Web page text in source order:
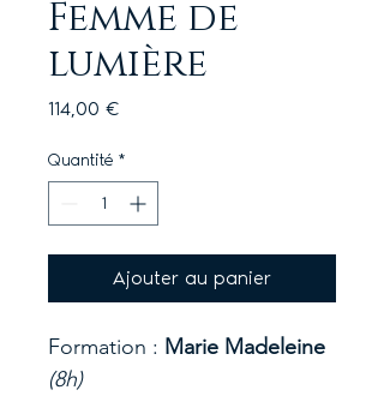
Femme de
lumière
114,00 €Prix
Quantité *
Ajouter au panier
Formation : Marie Madeleine
(8h)